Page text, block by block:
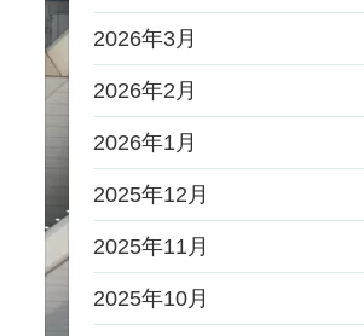
2026年3月
2026年2月
2026年1月
2025年12月
2025年11月
2025年10月